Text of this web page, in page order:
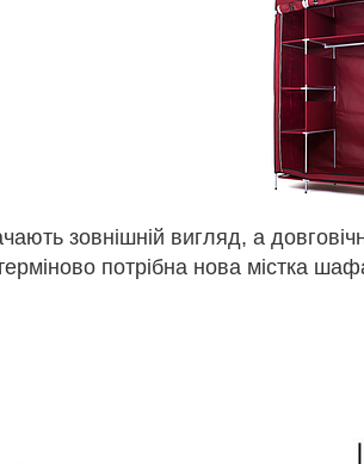
зовнішній вигляд, а
потрібна нова містка